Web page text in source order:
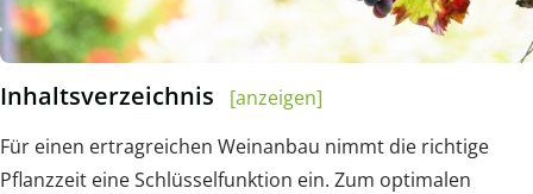
Inhaltsverzeichnis
[anzeigen]
Für einen ertragreichen Weinanbau nimmt die richtige
Pflanzzeit eine Schlüsselfunktion ein. Zum optimalen